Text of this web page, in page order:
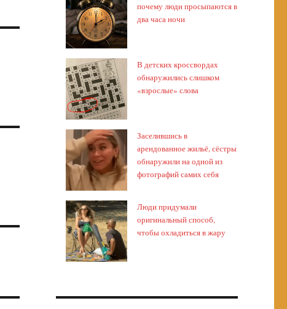
почему люди просыпаются в
два часа ночи
В детских кроссвордах
обнаружились слишком
«взрослые» слова
Заселившись в
арендованное жильё, сёстры
обнаружили на одной из
фотографий самих себя
Люди придумали
оригинальный способ,
чтобы охладиться в жару